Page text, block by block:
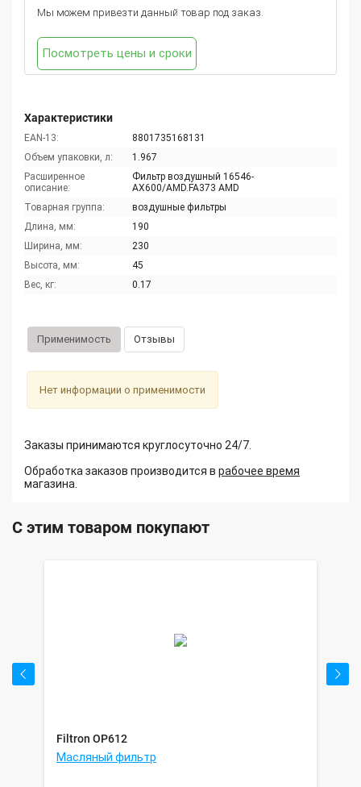
Характеристики
EAN-13:
8801735168131
Объем упаковки, л:
1.967
Расширенное
описание:
Фильтр воздушный 16546-
AX600/AMD.FA373 AMD
Товарная группа:
воздушные фильтры
Длина, мм:
190
Ширина, мм:
230
Высота, мм:
45
Вес, кг:
0.17
Мы можем привезти данный товар под заказ.
Посмотреть цены и сроки
Применимость Отзывы
Нет информации о применимости
Заказы принимаются круглосуточно 24/7.
Обработка заказов производится в рабочее время
магазина.
С этим товаром покупают
Filtron OP612
Масляный фильтр